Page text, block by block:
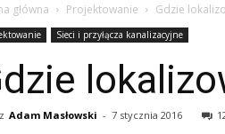
główna Projektowanie Gdzie
Sieci i przyłącza kanalizacyjne
Adam Masłowski - 7 stycznia 2016